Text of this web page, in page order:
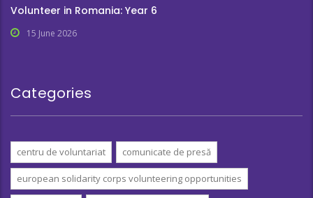
Volunteer in Romania: Year 6
15 June 2026
Categories
centru de voluntariat comunicate de presă
european solidarity corps volunteering opportunities